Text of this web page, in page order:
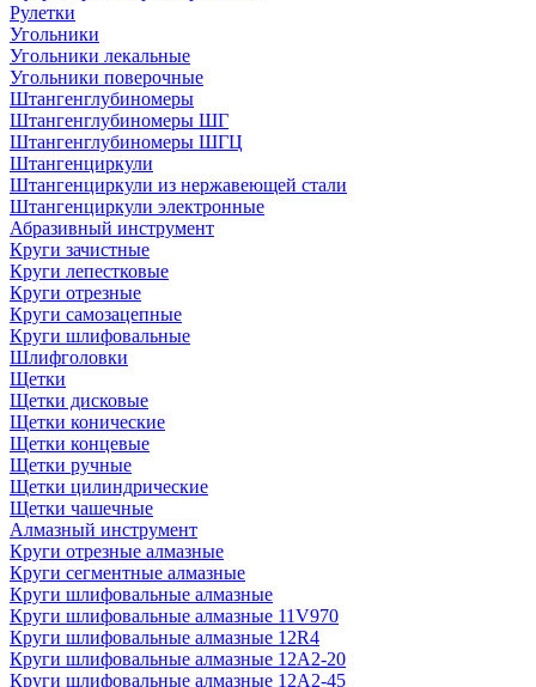
Рулетки
Угольники
Угольники лекальные
Угольники поверочные
Штангенглубиномеры
Штангенглубиномеры ШГ
Штангенглубиномеры ШГЦ
Штангенциркули
Штангенциркули из нержавеющей стали
Штангенциркули электронные
Абразивный инструмент
Круги зачистные
Круги лепестковые
Круги отрезные
Круги самозацепные
Круги шлифовальные
Шлифголовки
Щетки
Щетки дисковые
Щетки конические
Щетки концевые
Щетки ручные
Щетки цилиндрические
Щетки чашечные
Алмазный инструмент
Круги отрезные алмазные
Круги сегментные алмазные
Круги шлифовальные алмазные
Круги шлифовальные алмазные 11V970
Круги шлифовальные алмазные 12R4
Круги шлифовальные алмазные 12А2-20
Круги шлифовальные алмазные 12А2-45